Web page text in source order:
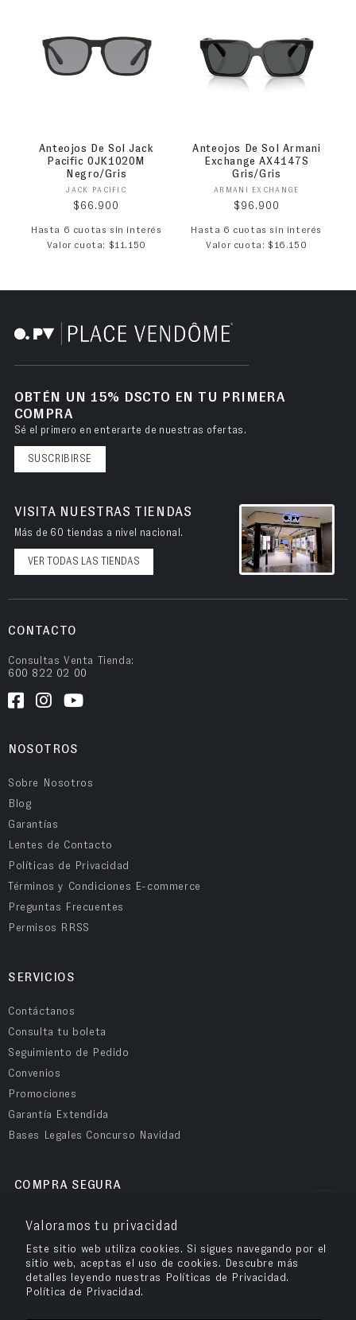
Valoramos tu privacidad
Este sitio web utiliza cookies. Si sigues navegando por el
sitio web, aceptas el uso de cookies. Descubre más
detalles leyendo nuestras Políticas de Privacidad.
Política de Privacidad.
Anteojos De Sol Jack
Pacific 0JK1020M
Negro/Gris
Proveedor:
JACK PACIFIC
Precio habitual
$66.900
Hasta 6 cuotas sin interés
Valor cuota: $11.150
Anteojos De Sol Armani
Exchange AX4147S
Gris/Gris
Proveedor:
ARMANI EXCHANGE
Precio habitual
$96.900
Hasta 6 cuotas sin interés
Valor cuota: $16.150
OBTÉN UN 15% DSCTO EN TU PRIMERA
COMPRA
Sé el primero en enterarte de nuestras ofertas.
SUSCRIBIRSE
VISITA NUESTRAS TIENDAS
Más de 60 tiendas a nivel nacional.
VER TODAS LAS TIENDAS
CONTACTO
Consultas Venta Tienda:
600 822 02 00
NOSOTROS
Sobre Nosotros
Blog
Garantías
Lentes de Contacto
Políticas de Privacidad
Términos y Condiciones E-commerce
Preguntas Frecuentes
Permisos RRSS
SERVICIOS
Contáctanos
Consulta tu boleta
Seguimiento de Pedido
Convenios
Promociones
Garantía Extendida
Bases Legales Concurso Navidad
COMPRA SEGURA